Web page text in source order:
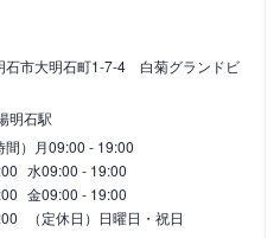
石市大明石町1-7-4 白菊グランドビ
明石駅
） 月09:00 - 19:00
水09:00 - 19:00
金09:00 - 19:00
（定休日）日曜日・祝日